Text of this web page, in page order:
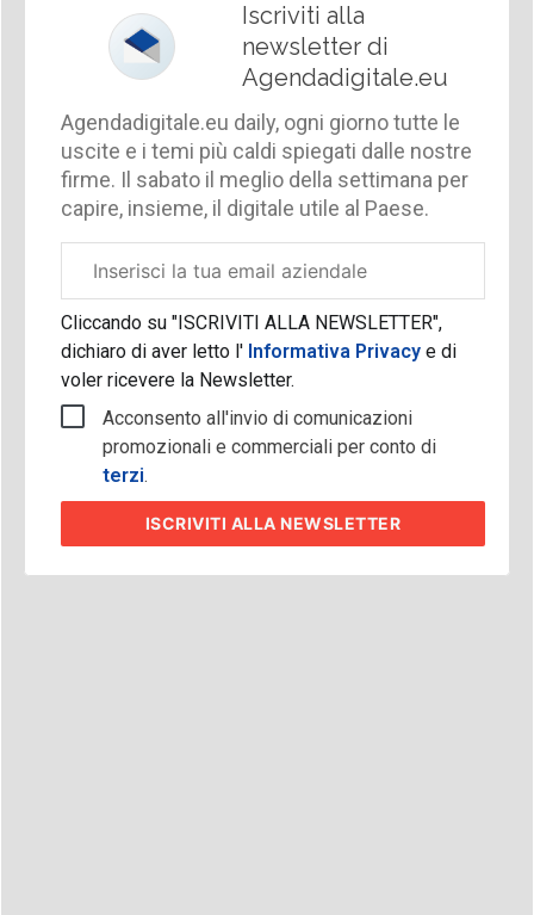
Iscriviti alla
newsletter di
Agendadigitale.eu
Agendadigitale.eu daily, ogni giorno tutte le
uscite e i temi più caldi spiegati dalle nostre
firme. Il sabato il meglio della settimana per
capire, insieme, il digitale utile al Paese.
aziendale
Cliccando su "ISCRIVITI ALLA NEWSLETTER",
dichiaro di aver letto l'Informativa Privacy e di
voler ricevere la Newsletter.
Acconsento all'invio di comunicazioni
promozionali e commerciali per conto di
terzi.
ISCRIVITI ALLA NEWSLETTER